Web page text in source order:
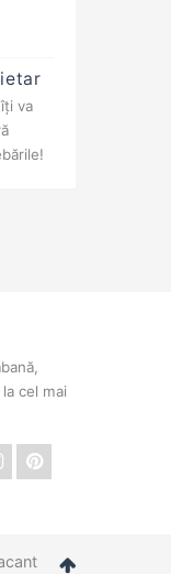
va
cel mai